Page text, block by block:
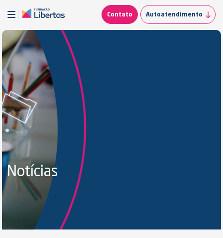
Contato Autoatendimento
Notícias